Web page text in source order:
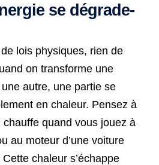
se dégrade-
lois physiques, rien de
on transforme une
autre, une partie se
en chaleur. Pensez à
quand vous jouez à
au moteur d’une voiture
chaleur s’échappe